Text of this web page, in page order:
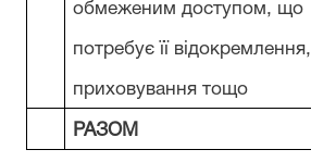
обмеженим доступом, що
потребує її відокремлення,
приховування тощо
РАЗОМ